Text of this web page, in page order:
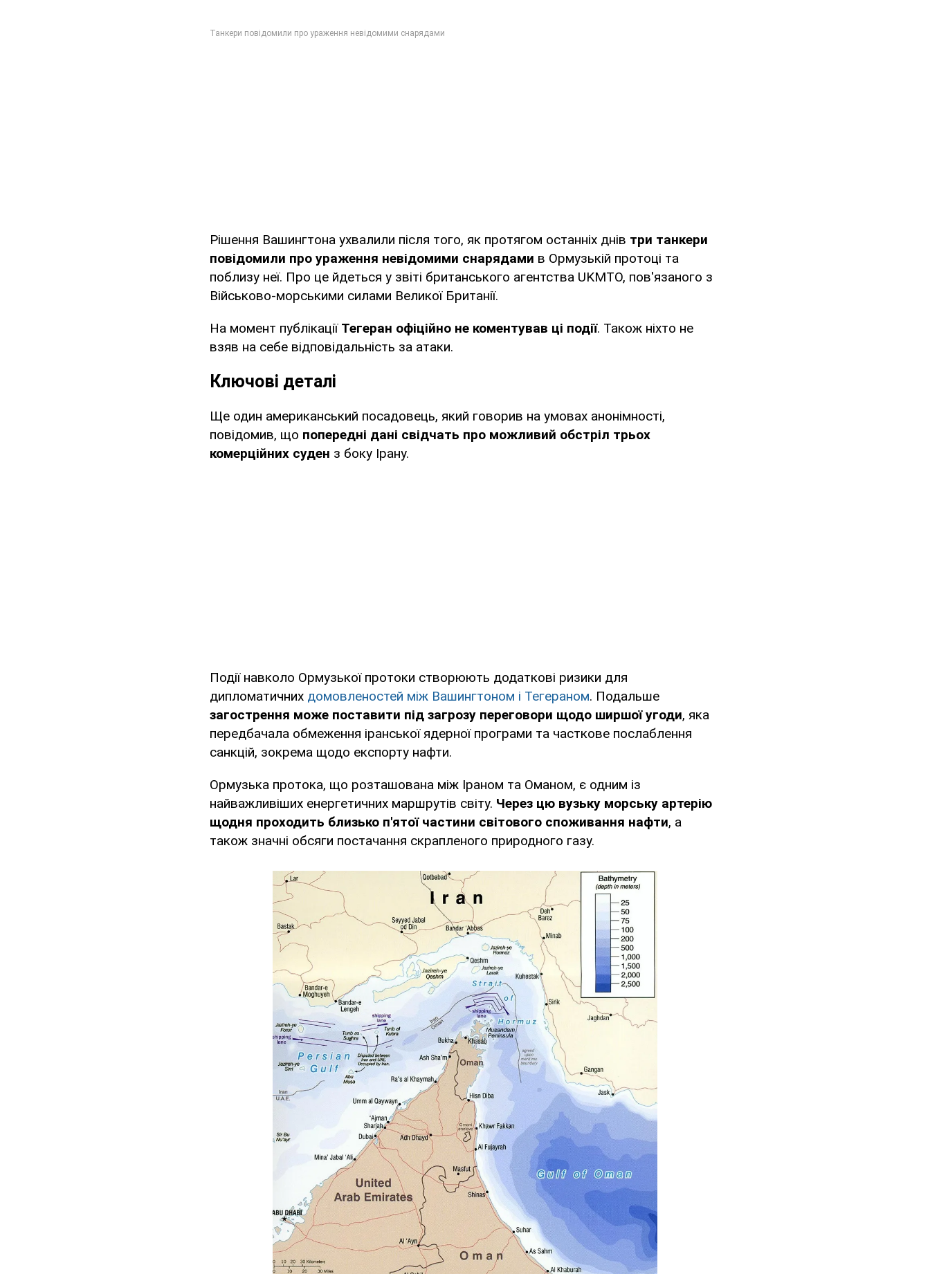
Рішення Вашингтона ухвалили після того, як протягом останніх днів три танкери
повідомили про ураження невідомими снарядами в Ормузькій протоці та
поблизу неї. Про це йдеться у звіті британського агентства UKMTO, пов'язаного з
Військово-морськими силами Великої Британії.
На момент публікації Тегеран офіційно не коментував ці події. Також ніхто не
взяв на себе відповідальність за атаки.
Ключові деталі
Ще один американський посадовець, який говорив на умовах анонімності,
повідомив, що попередні дані свідчать про можливий обстріл трьох
комерційних суден з боку Ірану.
Події навколо Ормузької протоки створюють додаткові ризики для
дипломатичних домовленостей між Вашингтоном і Тегераном. Подальше
загострення може поставити під загрозу переговори щодо ширшої угоди, яка
передбачала обмеження іранської ядерної програми та часткове послаблення
санкцій, зокрема щодо експорту нафти.
Ормузька протока, що розташована між Іраном та Оманом, є одним із
найважливіших енергетичних маршрутів світу. Через цю вузьку морську артерію
щодня проходить близько п'ятої частини світового споживання нафти, а
також значні обсяги постачання скрапленого природного газу.